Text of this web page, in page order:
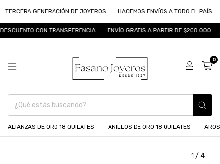
GENERACIÓN DE JOYEROS HACEMOS ENVÍOS A TODO EL PAÍS
CON TRANSFERENCIA ENVÍO GRATIS A PARTIR DE $200.000
0
ALIANZAS DE ORO 18 QUILATES ANILLOS DE ORO 18 QUILATES
1 / 4